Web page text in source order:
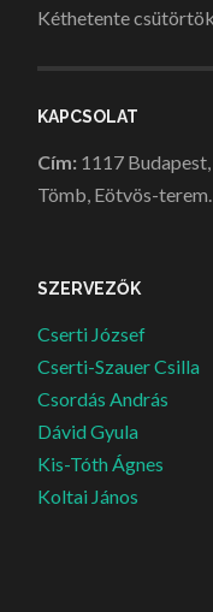
Kéthetente
KAPCSOLAT
Cím: 1117
Tömb, Eötvös-terem.
SZERVEZŐK
Cserti József
Cserti-Szauer Csilla
Csordás András
Dávid Gyula
Kis-Tóth Ágnes
Koltai János